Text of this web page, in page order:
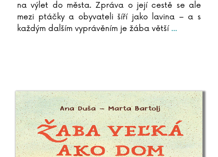
na výlet do města. Zpráva o její cestě se ale
mezi ptáčky a obyvateli šíří jako lavina – a s
každým dalším vyprávěním je žába větší...